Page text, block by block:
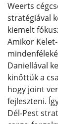
Weerts
stratégiával
kiemelt
Amikor
Daniellával
kinőttük a
hogy joint
fejleszteni.
Dél-Pest